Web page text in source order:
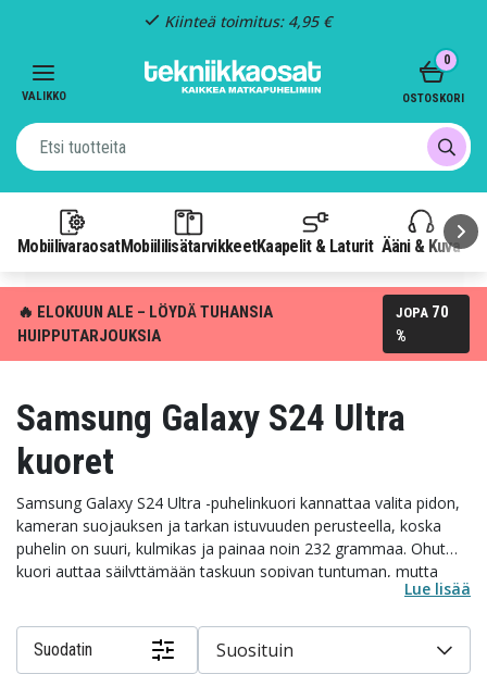
Kiinteä toimitus: 4,95 €
VALIKKO
MobiilivaraosatMobiililisätarvikkeetKaapelit & Laturit Ääni & Kuva
0
OSTOSKORI
🔥 ELOKUUN ALE – LÖYDÄ TUHANSIA
HUIPPUTARJOUKSIA
JOPA 70
%
Samsung Galaxy S24 Ultra
kuoret
Samsung Galaxy S24 Ultra -puhelinkuori kannattaa valita pidon,
kameran suojauksen ja tarkan istuvuuden perusteella, koska
puhelin on suuri, kulmikas ja painaa noin 232 grammaa. Ohut
kuori auttaa säilyttämään taskuun sopivan tuntuman, mutta
leveä runko ja kamera-alue tekevät korotetuista reunoista ja
läpinäkyviä, ohuita, MagSafe-yhteensopivia ja järeämpiä kuoria
eri tarpeisiin. Tutustu Samsung Galaxy S24 Ultra -kuoriin tai jatka
Lue lisää
Suodatin Suosituin